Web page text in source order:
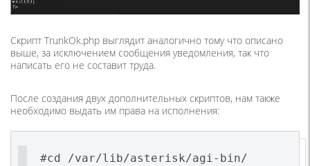
Скрипт TrunkOk.php выглядит аналогично тому что описано
выше, за исключением сообщения уведомления, так что
написать его не составит труда.
После создания двух дополнительных скриптов, нам также
необходимо выдать им права на исполнения:
#cd /var/lib/asterisk/agi-bin/